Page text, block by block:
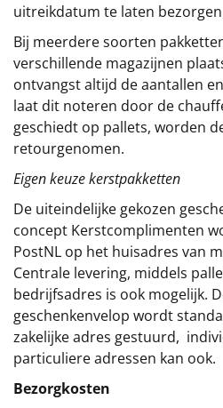
uitreikdatum te laten
Bij meerdere soorten
verschillende magazijnen
ontvangst altijd de aantallen
laat dit noteren door de
geschiedt op pallets, worden
retourgenomen.
Eigen keuze kerstpakketten
De uiteindelijke gekozen
concept Kerstcomplimenten
PostNL op het huisadres van
Centrale levering, middels
bedrijfsadres is ook mogelijk.
geschenkenvelop wordt
zakelijke adres gestuurd,
particuliere adressen kan ook.
Bezorgkosten